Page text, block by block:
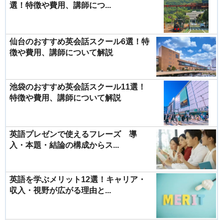
選！特徴や費用、講師につ...
仙台のおすすめ英会話スクール6選！特
徴や費用、講師について解説
池袋のおすすめ英会話スクール11選！
特徴や費用、講師について解説
英語プレゼンで使えるフレーズ 導
入・本題・結論の構成からス...
英語を学ぶメリット12選！キャリア・
収入・視野が広がる理由と...